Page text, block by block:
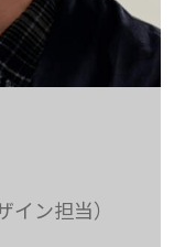
イン担当）